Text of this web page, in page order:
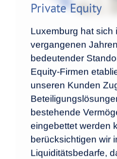
Private Equity
Luxemburg hat sich
vergangenen
bedeutender
Equity-Firmen
unseren Kunden
bestehende
eingebettet werden
berücksichtigen wir
Liquiditätsbedarfe,